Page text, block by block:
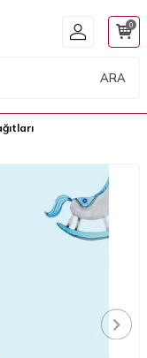
ARA
0